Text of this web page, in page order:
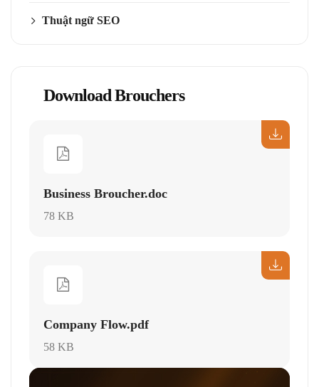
Thuật ngữ SEO
Download Brouchers
Business Broucher.doc
78 KB
Company Flow.pdf
58 KB